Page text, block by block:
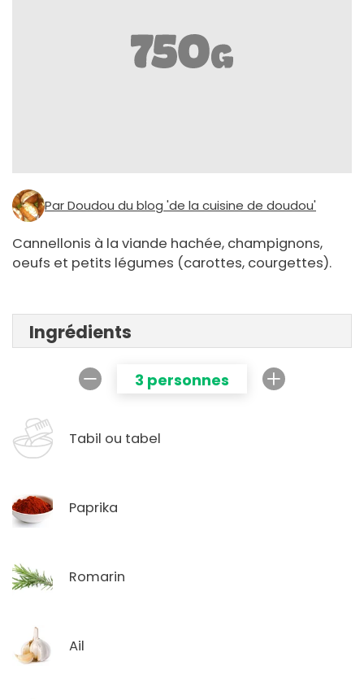
Par Doudou du blog 'de la cuisine de doudou'
Cannellonis à la viande hachée, champignons,
oeufs et petits légumes (carottes, courgettes).
Ingrédients
3 personnes
Tabil ou tabel
Paprika
Romarin
Ail